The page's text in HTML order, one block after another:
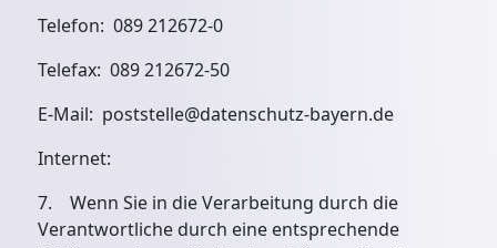
Telefon: 089 212672-0
Telefax: 089 212672-50
E-Mail: poststelle@datenschutz-bayern.de
Internet:
7. Wenn Sie in die Verarbeitung durch die
Verantwortliche durch eine entsprechende